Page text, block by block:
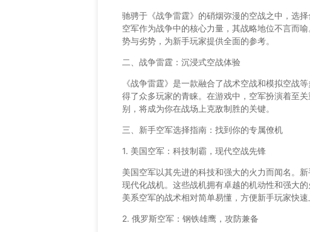
驰骋于《战争雷霆》的硝烟弥漫的空战之中，选
空军作为战争中的核心力量，其战略地位不言而
势与劣势，为新手玩家提供全面的参考。
二、战争雷霆：沉浸式空战体验
《战争雷霆》是一款融合了战术空战和模拟空战
得了众多玩家的青睐。在游戏中，空军扮演着至
别，将成为你在战场上克敌制胜的关键。
三、新手空军选择指南：找到你的专属僚机
1. 美国空军：科技制霸，现代空战先锋
美国空军以其先进的科技和强大的火力而闻名。
现代化战机。这些战机拥有卓越的机动性和强大
美系空军的战术相对简单易懂，方便新手玩家快速
2. 俄罗斯空军：钢铁雄鹰，攻防兼备